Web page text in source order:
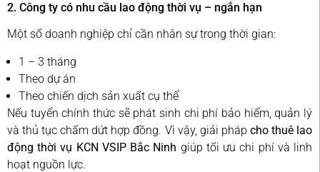
2. Công ty có nhu cầu lao động thời vụ – ngắn hạn
Một số doanh nghiệp chỉ cần nhân sự trong thời gian:
1 – 3 tháng
Theo dự án
Theo chiến dịch sản xuất cụ thể
Nếu tuyển chính thức sẽ phát sinh chi phí bảo hiểm, quản lý
và thủ tục chấm dứt hợp đồng. Vì vậy, giải pháp cho thuê lao
động thời vụ KCN VSIP Bắc Ninh giúp tối ưu chi phí và linh
hoạt nguồn lực.